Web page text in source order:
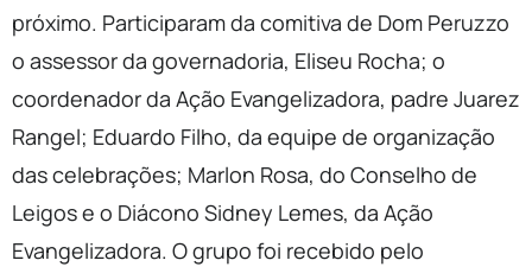
próximo. Participaram da comitiva de Dom Peruzzo
o assessor da governadoria, Eliseu Rocha; o
coordenador da Ação Evangelizadora, padre Juarez
Rangel; Eduardo Filho, da equipe de organização
das celebrações; Marlon Rosa, do Conselho de
Leigos e o Diácono Sidney Lemes, da Ação
Evangelizadora. O grupo foi recebido pelo